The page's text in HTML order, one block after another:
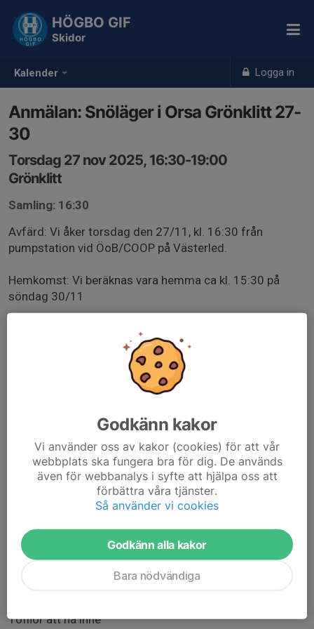
Kalender Logga in
HÖGBO GIF
Skidor
Anmälan: Snöläger i Orsa Grönklitt 27-
30
Torsdag 27 nov 2025, 16:30-19:00
Grönklitt
Samling: 16:30
Avfärd: Vi åker torsdag den 27/11, kl. 16:30 från
pumpstation vid ÖoB/COOP på Västerled.
Hemkomst: Vi beräknas vara hemma ca kl. 15:30 på
söndag 30/11
Resa: Vi åker i egna bilar, fördelning av platser sker på
plats vid samlingsplatsen.
Boende:Vi bor på Grönklittsgården i Grönklitt.
Rumsfördelning kommer att anslås på plats i Grönklitt.
Träning: Vi tränar två pass både fredag och lördag, och
ett pass på söndag. Vi kommer att åka både klassiskt
och skate.
Skidor, klassiskt och skate
Pjäxor
Träningskläder för 2 pass/dag
Tofflor att ha inne
Godkänn kakor
Vi använder oss av kakor (cookies) för att vår
webbplats ska fungera bra för dig. De används
även för webbanalys i syfte att hjälpa oss att
förbättra våra tjänster.
Så använder vi cookies
Godkänn alla kakor
Bara nödvändiga